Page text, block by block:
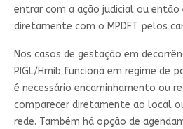
entrar com a ação judicial ou
diretamente com o MPDFT pelos
Nos casos de gestação em
PIGL/Hmib funciona em regime de
é necessário encaminhamento ou
comparecer diretamente ao local
rede. Também há opção de